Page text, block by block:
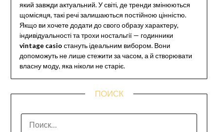
який завжди актуальний. У світі, де тренди змінюються
щомісяця, такі речі залишаються постійною цінністю.
Якщо ви хочете додати до свого образу характеру,
індивідуальності та трохи ностальгії — годинники
vintage casio стануть ідеальним вибором. Вони
допоможуть не лише стежити за часом, а й створювати
власну моду, яка ніколи не старіє.
ПОИСК